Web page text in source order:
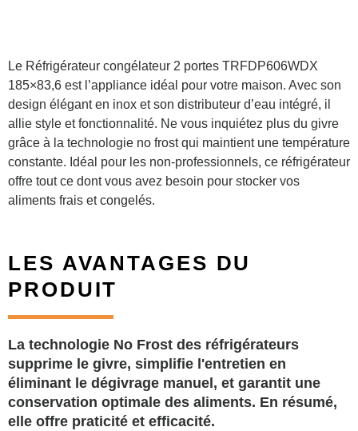
Le Réfrigérateur congélateur 2 portes TRFDP606WDX
185×83,6 est l’appliance idéal pour votre maison. Avec son
design élégant en inox et son distributeur d’eau intégré, il
allie style et fonctionnalité. Ne vous inquiétez plus du givre
grâce à la technologie no frost qui maintient une température
constante. Idéal pour les non-professionnels, ce réfrigérateur
offre tout ce dont vous avez besoin pour stocker vos
aliments frais et congelés.
LES AVANTAGES DU
PRODUIT
La technologie No Frost des réfrigérateurs
supprime le givre, simplifie l'entretien en
éliminant le dégivrage manuel, et garantit une
conservation optimale des aliments. En résumé,
elle offre praticité et efficacité.